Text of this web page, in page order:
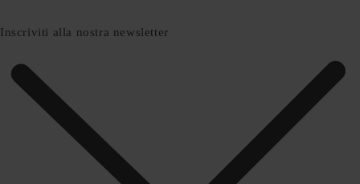
Inscriviti alla nostra newsletter